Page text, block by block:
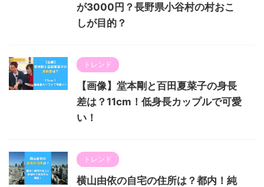
が3000円？長野県小谷村の村おこ
しが目的？
トレンド
【画像】堂本剛と百田夏菜子の身長
差は？11cm！低身長カップルで可愛
い！
トレンド
横山由依の自宅の住所は？都内！純